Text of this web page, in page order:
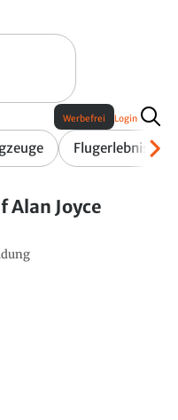
Flugerlebnis
Werbefrei Login
Alan Joyce